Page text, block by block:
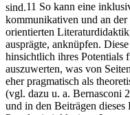
sind.11 So kann eine
kommunikativen und an
orientierten
ausprägte, anknüpfen.
hinsichtlich ihres
auszuwerten, was von
eher pragmatisch als
(vgl. dazu u. a. Bernasconi
und in den Beiträgen